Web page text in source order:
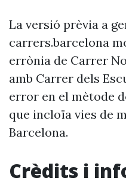
La versió prèvia a
carrers.barcelona
errònia de Carrer
amb Carrer dels
error en el mètode
que incloïa vies de
Barcelona.
Crèdits i